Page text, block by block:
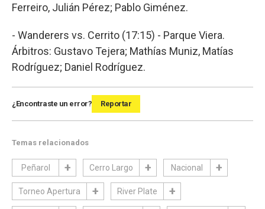
Ferreiro, Julián Pérez; Pablo Giménez.
- Wanderers vs. Cerrito (17:15) - Parque Viera.
Árbitros: Gustavo Tejera; Mathías Muniz, Matías
Rodríguez; Daniel Rodríguez.
¿Encontraste un error? Reportar
Temas relacionados
Peñarol Cerro Largo Nacional
Torneo Apertura River Plate